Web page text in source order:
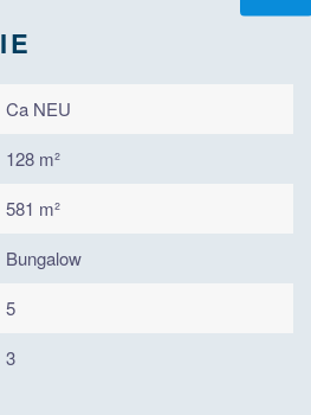
Ca NEU
128 m²
581 m²
Bungalow
5
3